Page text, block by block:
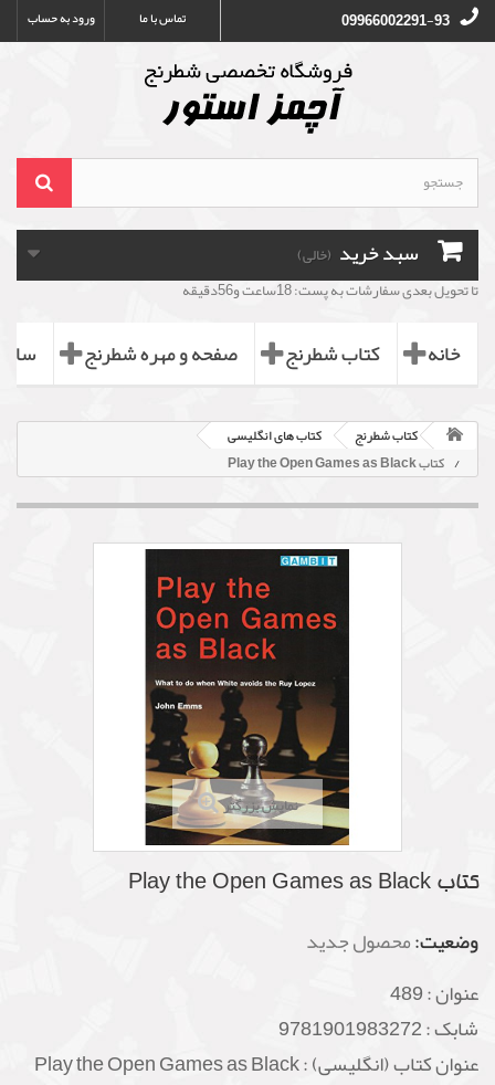
ورود به حساب تماس با ما 09966002291-93
سبد خرید (خالی)
تا تحویل بعدی سفارشات به پست: 18ساعت و56دقیقه
خانه کتاب شطرنج صفحه و مهره شطرنج
کتاب شطرنج
کتاب های انگلیسی
کتاب Play the Open Games as Black
نمایش بزرگتر
کتاب Play the Open Games as Black
وضعیت:محصول جدید
عنوان :489
شابک :9781901983272
عنوان کتاب (انگلیسی) : Play the Open Games as Black